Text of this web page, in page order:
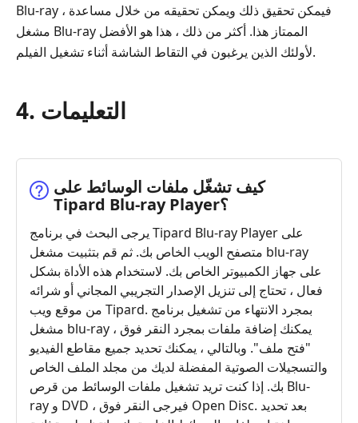
Blu-ray ، فيمكن تحقيق ذلك ويمكن تحقيقه من خلال مساعدة
مشغل Blu-ray الممتاز هذا. أكثر من ذلك ، هذا هو الأفضل
لأولئك الذين يرغبون في التقاط الشاشة أثناء تشغيل الفيلم.
4. التعليمات
كيف تشغّل ملفات الوسائط على
Tipard Blu-ray Player؟
يرجى البحث في برنامج Tipard Blu-ray Player على
متصفح الويب الخاص بك. ثم قم بتثبيت مشغل blu-ray
على جهاز الكمبيوتر الخاص بك. لاستخدام هذه الأداة بشكل
فعال ، تحتاج إلى تنزيل الإصدار التجريبي المجاني أو شرائه
من موقع ويب Tipard. بمجرد الانتهاء من تشغيل برنامج
مشغل blu-ray ، يمكنك إضافة ملفات بمجرد النقر فوق
"فتح ملف". وبالتالي ، يمكنك تحديد جميع مقاطع الفيديو
والتسجيلات الصوتية المفضلة لديك من مجلد الملف الخاص
بك. إذا كنت تريد تشغيل ملفات الوسائط من قرص Blu-
ray و DVD ، فيرجى النقر فوق Open Disc. بعد تحديد